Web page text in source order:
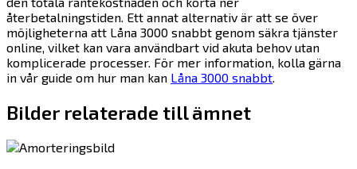
återbetalningstiden. Ett annat alternativ är att se över
möjligheterna att Låna 3000 snabbt genom säkra tjänster
online, vilket kan vara användbart vid akuta behov utan
komplicerade processer. För mer information, kolla gärna
in vår guide om hur man kan Låna 3000 snabbt.
Bilder relaterade till ämnet